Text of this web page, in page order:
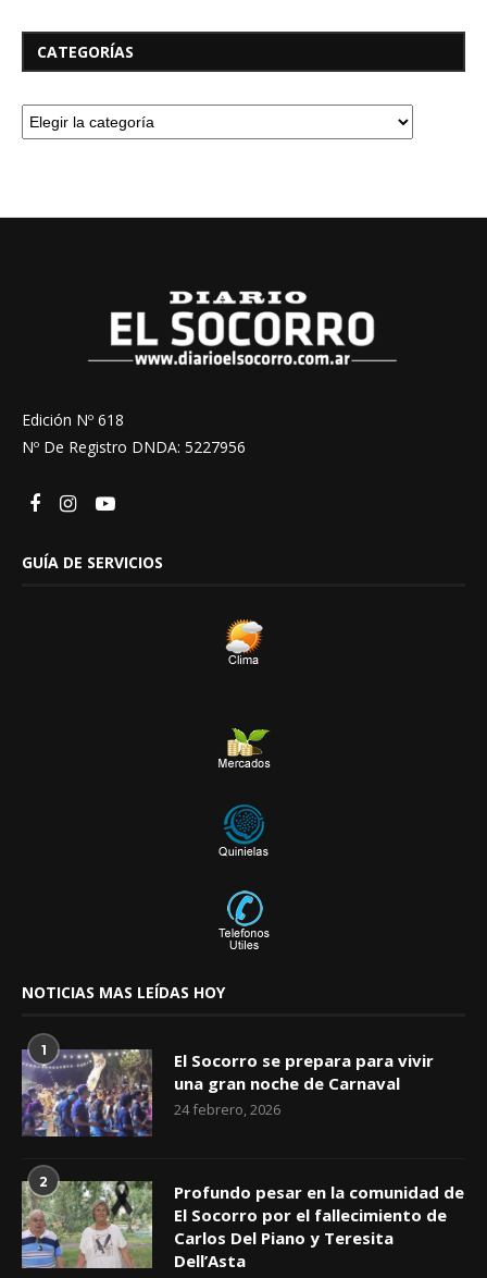
CATEGORÍAS
Edición Nº 618
Nº De Registro DNDA: 5227956
GUÍA DE SERVICIOS
NOTICIAS MAS LEÍDAS HOY
1
El Socorro se prepara para vivir
una gran noche de Carnaval
24 febrero, 2026
2
Profundo pesar en la comunidad de
El Socorro por el fallecimiento de
Carlos Del Piano y Teresita
Dell’Asta